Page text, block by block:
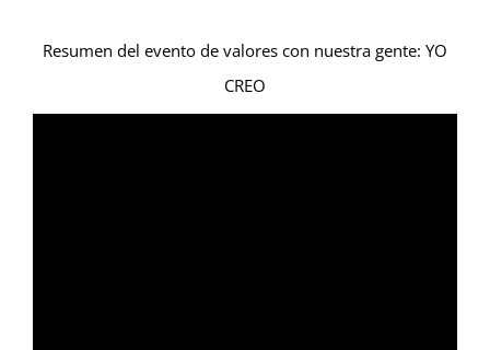
Resumen del evento de valores con nuestra gente: YO
CREO